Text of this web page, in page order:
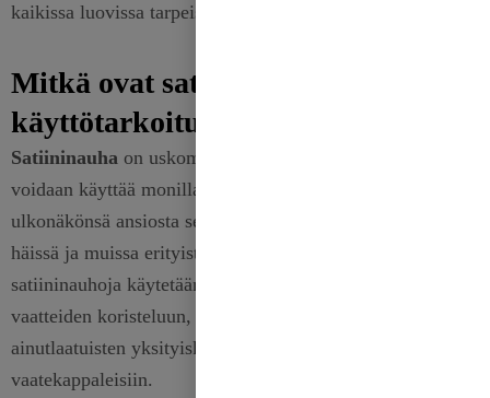
kaikissa luovissa tarpeissasi.
Mitkä ovat satiininauhan suositut
käyttötarkoitukset?
Satiininauha on uskomattoman monipuolinen ja sitä
voidaan käyttää monilla eri aloilla. Tyylikkään
ulkonäkönsä ansiosta se on suosikki lahjapakkauksissa,
häissä ja muissa erityistilaisuuksissa. Lisäksi
satiininauhoja käytetään laajalti muotiteollisuudessa
vaatteiden koristeluun, asusteiden luomiseen ja
ainutlaatuisten yksityiskohtien lisäämiseen
vaatekappaleisiin.